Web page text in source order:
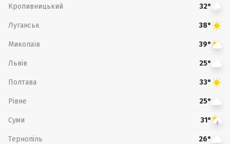
Кропивницький 32°
Луганськ 38°
Миколаїв 39°
Львів 25°
Полтава 33°
Рівне 25°
Суми 31°
Тернопіль 26°